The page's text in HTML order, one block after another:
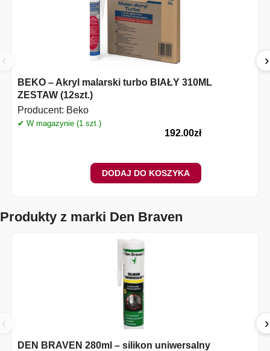
‹
BEKO – Akryl malarski turbo BIAŁY 310ML
ZESTAW (12szt.)
Producent: Beko
✔ W magazynie (1 szt.)
192.00zł
DODAJ DO KOSZYKA
›
Produkty z marki Den Braven
‹
DEN BRAVEN 280ml – silikon uniwersalny
›